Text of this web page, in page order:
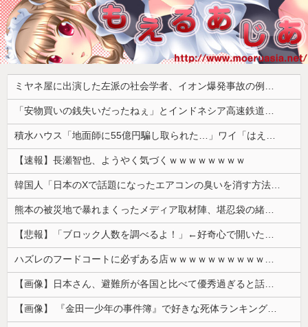
ミヤネ屋に出演した左派の社会学者、イオン爆発事故の例のテナントに理解を示して……
「安物買いの銭失いだったねぇ」とインドネシア高速鉄道の最終処分に日本側騒然、国家予算は使わないというと何が財源なんだ？
積水ハウス「地面師に55億円騙し取られた…」ワイ「はえーかわいそう…会社滅茶苦茶やろなぁ」→
【速報】長瀬智也、ようやく気づくｗｗｗｗｗｗｗｗ
韓国人「日本のXで話題になったエアコンの臭いを消す方法をご覧ください」→「これマジ？」
熊本の被災地で暴れまくったメディア取材陣、堪忍袋の緒が切れた地元住民が苦情を寄せまくった結果……
【悲報】「ブロック人数を調べるよ！」←好奇心で開いたら終わるサイトだった【HotTweets】
ハズレのフードコートに必ずある店ｗｗｗｗｗｗｗｗｗｗｗｗ
【画像】日本さん、避難所が各国と比べて優秀過ぎると話題に
【画像】 『金田一少年の事件簿』で好きな死体ランキング１位がこちら！